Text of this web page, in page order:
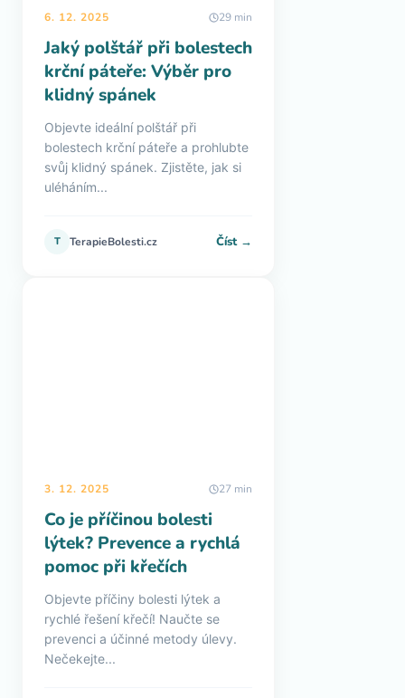
6. 12. 2025 29 min
Jaký polštář při bolestech
krční páteře: Výběr pro
klidný spánek
Objevte ideální polštář při
bolestech krční páteře a prohlubte
svůj klidný spánek. Zjistěte, jak si
uléháním...
T TerapieBolesti.cz Číst →
3. 12. 2025 27 min
Co je příčinou bolesti
lýtek? Prevence a rychlá
pomoc při křečích
Objevte příčiny bolesti lýtek a
rychlé řešení křečí! Naučte se
prevenci a účinné metody úlevy.
Nečekejte...